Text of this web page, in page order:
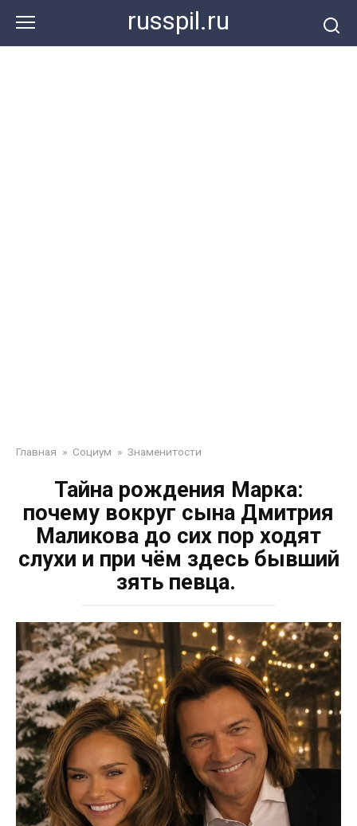
контенту
russpil.ru
Главная » Социум » Знаменитости
Тайна рождения Марка:
почему вокруг сына Дмитрия
Маликова до сих пор ходят
слухи и при чём здесь бывший
зять певца.